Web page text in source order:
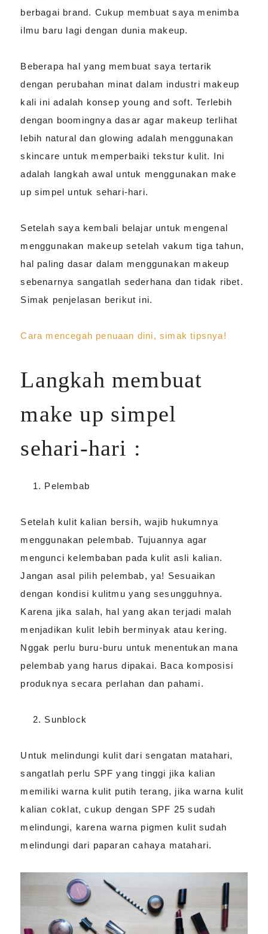
berbagai brand. Cukup membuat saya menimba
ilmu baru lagi dengan dunia makeup.
Beberapa hal yang membuat saya tertarik
dengan perubahan minat dalam industri makeup
kali ini adalah konsep young and soft. Terlebih
dengan boomingnya dasar agar makeup terlihat
lebih natural dan glowing adalah menggunakan
skincare untuk memperbaiki tekstur kulit. Ini
adalah langkah awal untuk menggunakan make
up simpel untuk sehari-hari.
Setelah saya kembali belajar untuk mengenal
menggunakan makeup setelah vakum tiga tahun,
hal paling dasar dalam menggunakan makeup
sebenarnya sangatlah sederhana dan tidak ribet.
Simak penjelasan berikut ini.
Cara mencegah penuaan dini, simak tipsnya!
Langkah membuat
make up simpel
sehari-hari :
Pelembab
Setelah kulit kalian bersih, wajib hukumnya
menggunakan pelembab. Tujuannya agar
mengunci kelembaban pada kulit asli kalian.
Jangan asal pilih pelembab, ya! Sesuaikan
dengan kondisi kulitmu yang sesungguhnya.
Karena jika salah, hal yang akan terjadi malah
menjadikan kulit lebih berminyak atau kering.
Nggak perlu buru-buru untuk menentukan mana
pelembab yang harus dipakai. Baca komposisi
produknya secara perlahan dan pahami.
Sunblock
Untuk melindungi kulit dari sengatan matahari,
sangatlah perlu SPF yang tinggi jika kalian
memiliki warna kulit putih terang, jika warna kulit
kalian coklat, cukup dengan SPF 25 sudah
melindungi, karena warna pigmen kulit sudah
melindungi dari paparan cahaya matahari.